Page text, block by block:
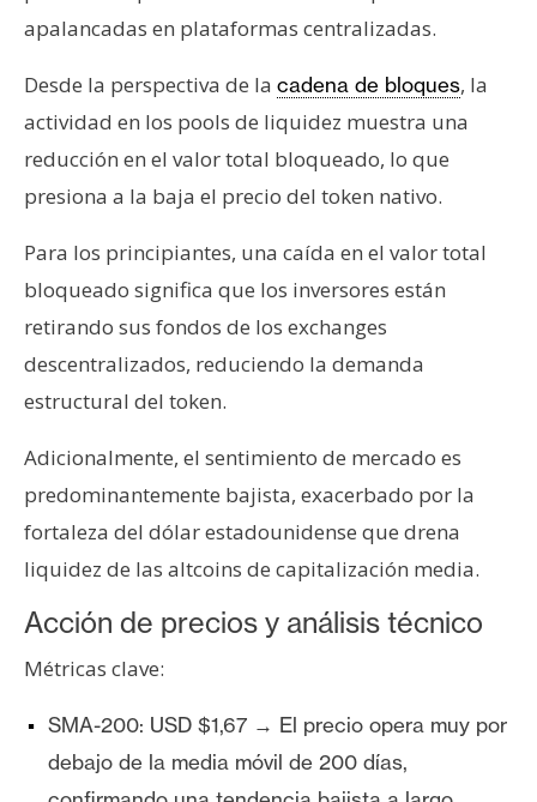
apalancadas en plataformas centralizadas.
Desde la perspectiva de la cadena de bloques, la
actividad en los pools de liquidez muestra una
reducción en el valor total bloqueado, lo que
presiona a la baja el precio del token nativo.
Para los principiantes, una caída en el valor total
bloqueado significa que los inversores están
retirando sus fondos de los exchanges
descentralizados, reduciendo la demanda
estructural del token.
Adicionalmente, el sentimiento de mercado es
predominantemente bajista, exacerbado por la
fortaleza del dólar estadounidense que drena
liquidez de las altcoins de capitalización media.
Acción de precios y análisis técnico
Métricas clave:
SMA-200: USD $1,67 → El precio opera muy por
debajo de la media móvil de 200 días,